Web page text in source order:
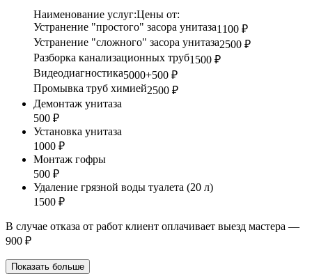
Наименование услуг:Цены от:
Устранение "простого" засора унитаза1100 ₽
Устранение "сложного" засора унитаза2500 ₽
Разборка канализационных труб1500 ₽
Видеодиагностика5000+500 ₽
Промывка труб химией2500 ₽
Демонтаж унитаза
500 ₽
Установка унитаза
1000 ₽
Монтаж гофры
500 ₽
Удаление грязной воды туалета (20 л)
1500 ₽
В случае отказа от работ клиент оплачивает выезд мастера —
900 ₽
Показать больше